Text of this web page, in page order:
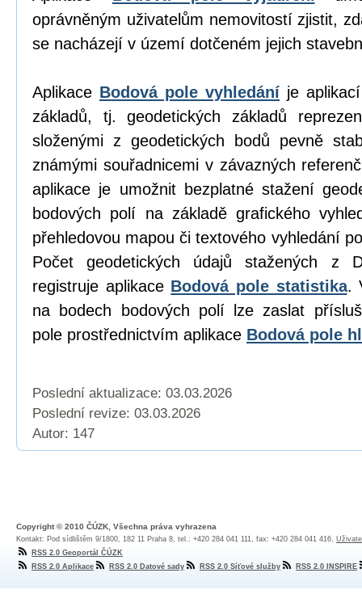
oprávněným uživatelům nemovitostí zjistit,
se nacházejí v území dotčeném jejich
Aplikace Bodová pole vyhledání je
základů, tj. geodetických základů
složenými z geodetických bodů pevně
známými souřadnicemi v závazných
aplikace je umožnit bezplatné stažení
bodových polí na základě grafického
přehledovou mapou či textového vyhledání
Počet geodetických údajů stažených z
registruje aplikace Bodová pole statistika.
na bodech bodových polí lze zaslat
pole prostřednictvím aplikace Bodová pole
Poslední aktualizace: 03.03.2026
Poslední revize: 03.03.2026
Autor: 147
Copyright © 2010 ČÚZK, Všechna práva vyhrazena
Kontakt: Pod sídlištěm 9/1800, 182 11 Praha 8, tel.: +420 284 041 111, fax: +420 284 041 416,
RSS 2.0 Geoportál ČÚZK
RSS 2.0 Aplikace
RSS 2.0 Datové sady RSS 2.0 Síťové služby RSS 2.0 INSPIRE